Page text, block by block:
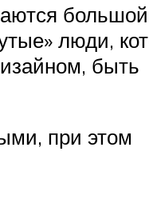
люди,
быть
при этом